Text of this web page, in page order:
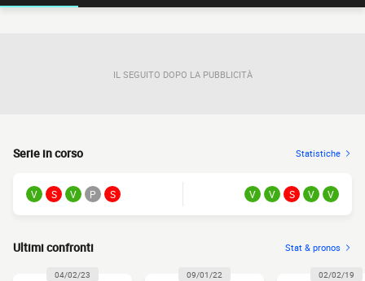
IL SEGUITO DOPO LA PUBBLICITÀ
Serie in corso Statistiche
V S V P S V V S V V
Ultimi confronti Stat & pronos
04/02/23 09/01/22 02/02/19